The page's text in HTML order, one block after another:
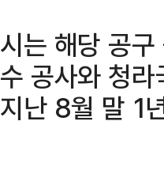
시는 해당 공
수 공사와 청
지난 8월 말 1